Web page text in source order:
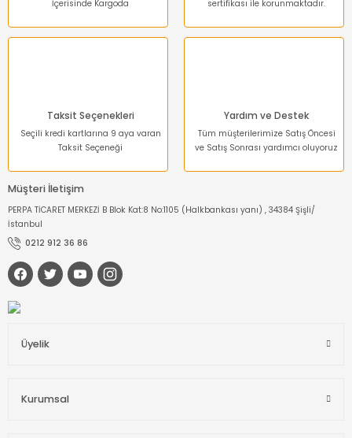
İçerisinde Kargoda
sertifikası ile korunmaktadır.
Taksit Seçenekleri
Seçili kredi kartlarına 9 aya varan
Taksit Seçeneği
Yardım ve Destek
Tüm müşterilerimize Satış Öncesi
ve Satış Sonrası yardımcı oluyoruz
Müşteri İletişim
PERPA TİCARET MERKEZİ B Blok Kat:8 No:1105 (Halkbankası yanı) , 34384 Şişli/
İstanbul
0212 912 36 86
Üyelik
Kurumsal